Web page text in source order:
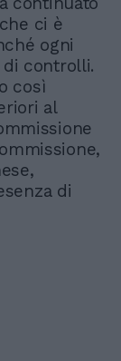
ci è
ogni
di controlli.
così
al
di